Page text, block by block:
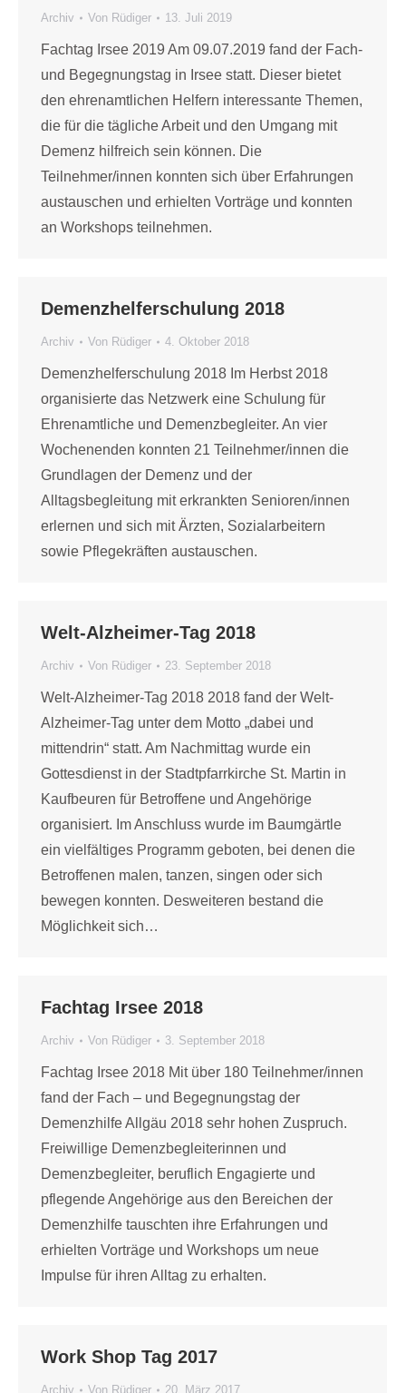
Archiv Von Rüdiger 13. Juli 2019
Fachtag Irsee 2019 Am 09.07.2019 fand der Fach-
und Begegnungstag in Irsee statt. Dieser bietet
den ehrenamtlichen Helfern interessante Themen,
die für die tägliche Arbeit und den Umgang mit
Demenz hilfreich sein können. Die
Teilnehmer/innen konnten sich über Erfahrungen
austauschen und erhielten Vorträge und konnten
an Workshops teilnehmen.
Demenzhelferschulung 2018
Archiv Von Rüdiger 4. Oktober 2018
Demenzhelferschulung 2018 Im Herbst 2018
organisierte das Netzwerk eine Schulung für
Ehrenamtliche und Demenzbegleiter. An vier
Wochenenden konnten 21 Teilnehmer/innen die
Grundlagen der Demenz und der
Alltagsbegleitung mit erkrankten Senioren/innen
erlernen und sich mit Ärzten, Sozialarbeitern
sowie Pflegekräften austauschen.
Welt-Alzheimer-Tag 2018
Archiv Von Rüdiger 23. September 2018
Welt-Alzheimer-Tag 2018 2018 fand der Welt-
Alzheimer-Tag unter dem Motto „dabei und
mittendrin“ statt. Am Nachmittag wurde ein
Gottesdienst in der Stadtpfarrkirche St. Martin in
Kaufbeuren für Betroffene und Angehörige
organisiert. Im Anschluss wurde im Baumgärtle
ein vielfältiges Programm geboten, bei denen die
Betroffenen malen, tanzen, singen oder sich
bewegen konnten. Desweiteren bestand die
Möglichkeit sich…
Fachtag Irsee 2018
Archiv Von Rüdiger 3. September 2018
Fachtag Irsee 2018 Mit über 180 Teilnehmer/innen
fand der Fach – und Begegnungstag der
Demenzhilfe Allgäu 2018 sehr hohen Zuspruch.
Freiwillige Demenzbegleiterinnen und
Demenzbegleiter, beruflich Engagierte und
pflegende Angehörige aus den Bereichen der
Demenzhilfe tauschten ihre Erfahrungen und
erhielten Vorträge und Workshops um neue
Impulse für ihren Alltag zu erhalten.
Work Shop Tag 2017
Archiv Von Rüdiger 20. März 2017